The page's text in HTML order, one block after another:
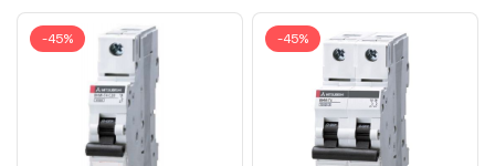
-45% -45%